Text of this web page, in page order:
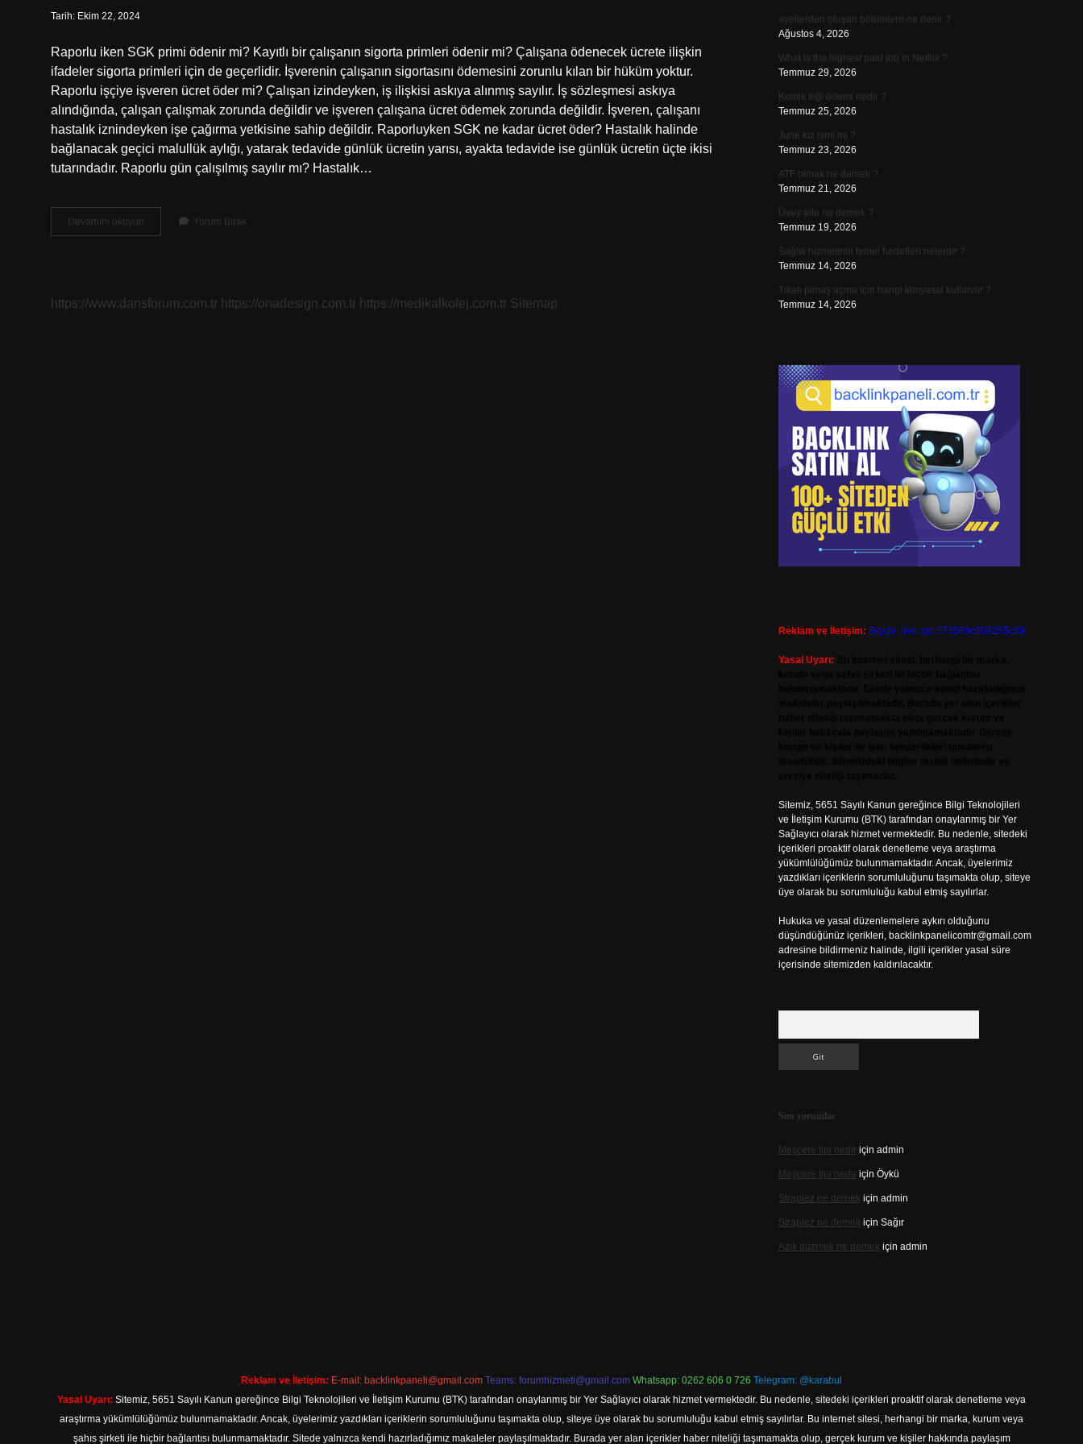
Tarih: Ekim 22, 2024
Raporlu iken SGK primi ödenir mi? Kayıtlı bir çalışanın sigorta primleri ödenir mi? Çalışana ödenecek ücrete ilişkin
ifadeler sigorta primleri için de geçerlidir. İşverenin çalışanın sigortasını ödemesini zorunlu kılan bir hüküm yoktur.
Raporlu işçiye işveren ücret öder mi? Çalışan izindeyken, iş ilişkisi askıya alınmış sayılır. İş sözleşmesi askıya
alındığında, çalışan çalışmak zorunda değildir ve işveren çalışana ücret ödemek zorunda değildir. İşveren, çalışanı
hastalık iznindeyken işe çağırma yetkisine sahip değildir. Raporluyken SGK ne kadar ücret öder? Hastalık halinde
bağlanacak geçici malullük aylığı, yatarak tedavide günlük ücretin yarısı, ayakta tedavide ise günlük ücretin üçte ikisi
tutarındadır. Raporlu gün çalışılmış sayılır mı? Hastalık…
Devamını okuyun
Olan
Mi
Yorum Bırak
https://www.dansforum.com.tr https://onadesign.com.tr https://medikalkolej.com.tr Sitemap
ayetlerden oluşan bölümlere ne denir ?
Ağustos 4, 2026
What is the highest paid job in Netflix ?
Temmuz 29, 2026
Kemik iliği ödemi nedir ?
Temmuz 25, 2026
June kız ismi mi ?
Temmuz 23, 2026
ATF olmak ne demek ?
Temmuz 21, 2026
Üvey aile ne demek ?
Temmuz 19, 2026
Sağlık hizmetinin temel hedefleri nelerdir ?
Temmuz 14, 2026
Tıkalı pimaş açma için hangi kimyasal kullanılır ?
Temmuz 14, 2026
Reklam ve İletişim: Skype: live:.cid.575569c608265c69
Yasal Uyarı:
Sitemiz, 5651 Sayılı Kanun gereğince Bilgi Teknolojileri
ve İletişim Kurumu (BTK) tarafından onaylanmış bir Yer
Sağlayıcı olarak hizmet vermektedir. Bu nedenle, sitedeki
içerikleri proaktif olarak denetleme veya araştırma
yükümlülüğümüz bulunmamaktadır. Ancak, üyelerimiz
yazdıkları içeriklerin sorumluluğunu taşımakta olup, siteye
üye olarak bu sorumluluğu kabul etmiş sayılırlar.
Hukuka ve yasal düzenlemelere aykırı olduğunu
düşündüğünüz içerikleri, backlinkpanelicomtr@gmail.com
adresine bildirmeniz halinde, ilgili içerikler yasal süre
içerisinde sitemizden kaldırılacaktır.
Son yorumlar
Meşcere tipi nediriçin admin
Meşcere tipi nediriçin Öykü
Straplez ne demek için admin
Straplez ne demek için Sağır
Azık düzmek ne demek için admin
Reklam ve İletişim: E-mail: backlinkpaneli@gmail.com Teams: forumhizmeti@gmail.com Whatsapp: 0262 606 0 726 Telegram: @karabul
Yasal Uyarı: Sitemiz, 5651 Sayılı Kanun gereğince Bilgi Teknolojileri ve İletişim Kurumu (BTK) tarafından onaylanmış bir Yer Sağlayıcı olarak hizmet vermektedir. Bu nedenle, sitedeki içerikleri proaktif olarak denetleme veya
araştırma yükümlülüğümüz bulunmamaktadır. Ancak, üyelerimiz yazdıkları içeriklerin sorumluluğunu taşımakta olup, siteye üye olarak bu sorumluluğu kabul etmiş sayılırlar. Bu internet sitesi, herhangi bir marka, kurum veya
şahıs şirketi ile hiçbir bağlantısı bulunmamaktadır. Sitede yalnızca kendi hazırladığımız makaleler paylaşılmaktadır. Burada yer alan içerikler haber niteliği taşımamakta olup, gerçek kurum ve kişiler hakkında paylaşım